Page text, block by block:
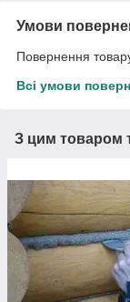
Умови
Повернення
Всі умови
З цим товаром